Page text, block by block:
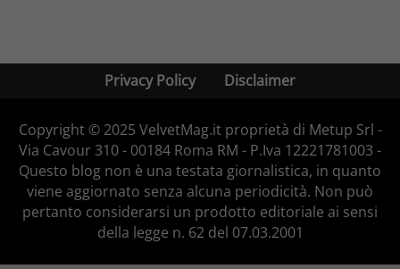
Privacy Policy Disclaimer
Copyright © 2025 VelvetMag.it proprietà di Metup Srl -
Via Cavour 310 - 00184 Roma RM - P.Iva 12221781003 -
Questo blog non è una testata giornalistica, in quanto
viene aggiornato senza alcuna periodicità. Non può
pertanto considerarsi un prodotto editoriale ai sensi
della legge n. 62 del 07.03.2001